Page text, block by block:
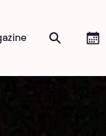
Zoeken